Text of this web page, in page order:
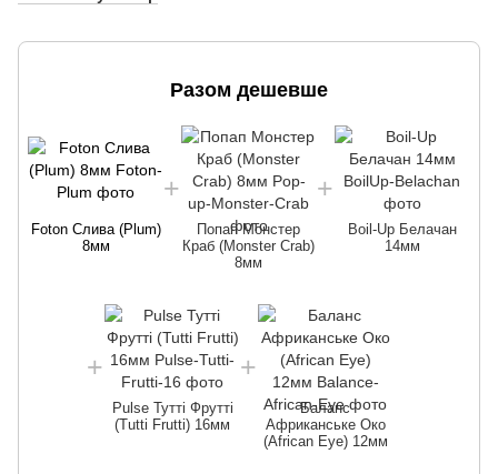
Разом дешевше
Foton Слива (Plum)
8мм
Попап Монстер
Краб (Monster Crab)
8мм
Boil-Up Белачан
14мм
Pulse Тутті Фрутті
(Tutti Frutti) 16мм
Баланс
Африканське Око
(African Eye) 12мм